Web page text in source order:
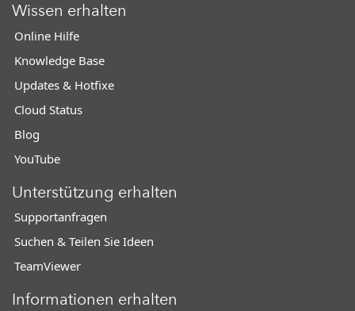
Wissen erhalten
Online Hilfe
Knowledge Base
Updates & Hotfixe
Cloud Status
Blog
YouTube
Unterstützung erhalten
Supportanfragen
Suchen & Teilen Sie Ideen
TeamViewer
Informationen erhalten